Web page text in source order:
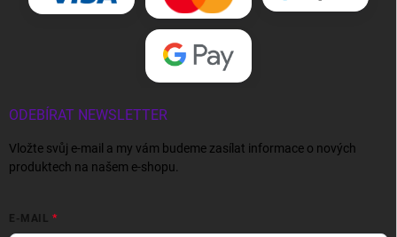
ODEBÍRAT NEWSLETTER
Vložte svůj e-mail a my vám budeme zasílat informace o nových
produktech na našem e-shopu.
E-MAIL